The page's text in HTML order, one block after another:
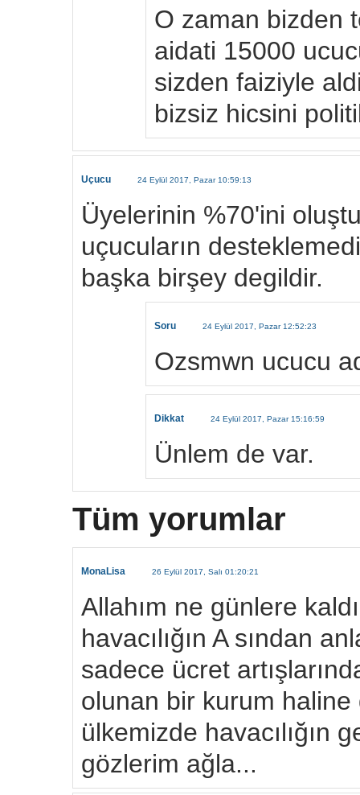
O zaman bizden
aidati 15000
sizden faiziyle
bizsiz hicsini
Uçucu 24 Eylül 2017, Pazar 10:59:13
Üyelerinin %70'ini
uçucuların
başka birşey degildir.
Soru 24 Eylül 2017, Pazar 12:52:23
Ozsmwn ucucu
Dikkat 24 Eylül 2017, Pazar 15:16:59
Ünlem de var.
Tüm yorumlar
MonaLisa 26 Eylül 2017, Salı 01:20:21
Allahım ne günlere
havacılığın A sından
sadece ücret
olunan bir kurum
ülkemizde havacılığın
gözlerim ağla...